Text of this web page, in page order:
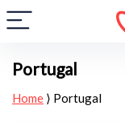
Portugal
Home ⟩ Portugal